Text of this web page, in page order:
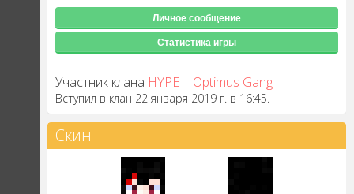
Личное сообщение
Статистика игры
Участник клана HYPE | Optimus Gang
Вступил в клан 22 января 2019 г. в 16:45.
Скин